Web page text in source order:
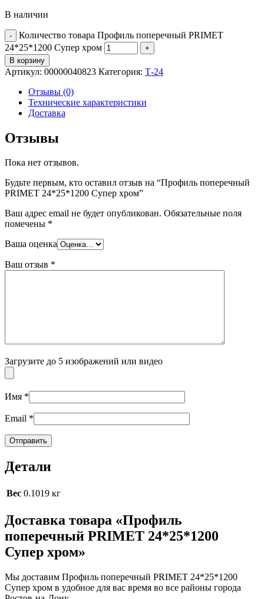
В наличии
Количество товара Профиль поперечный PRIMET
24*25*1200 Супер хром
В корзину
Артикул: 00000040823 Категория: Т-24
Отзывы (0)
Технические характеристики
Доставка
Отзывы
Пока нет отзывов.
Будьте первым, кто оставил отзыв на “Профиль поперечный
PRIMET 24*25*1200 Супер хром”
Ваш адрес email не будет опубликован. Обязательные поля
помечены *
Ваша оценка
Ваш отзыв *
Загрузите до 5 изображений или видео
Имя *
Email *
Детали
Вес 0.1019 кг
Доставка товара «Профиль
поперечный PRIMET 24*25*1200
Супер хром»
Мы доставим Профиль поперечный PRIMET 24*25*1200
Супер хром в удобное для вас время во все районы города